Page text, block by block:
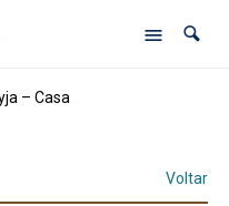
– Casa
Voltar